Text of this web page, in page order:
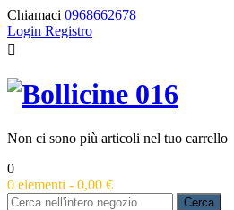
Chiamaci 0968662678
Login Registro

Non ci sono più articoli nel tuo carrello
0
0 elementi - 0,00 €
Cerca